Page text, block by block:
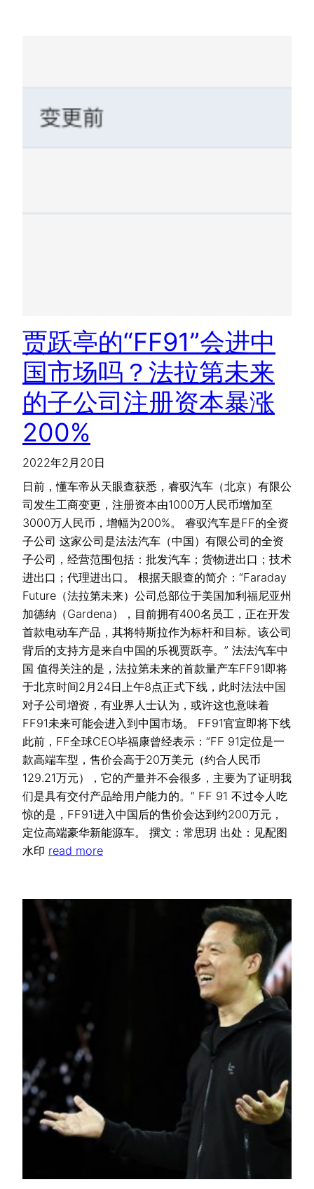
贾跃亭的“FF91”会进中
国市场吗？法拉第未来
的子公司注册资本暴涨
200%
2022年2月20日
日前，懂车帝从天眼查获悉，睿驭汽车（北京）有限公
司发生工商变更，注册资本由1000万人民币增加至
3000万人民币，增幅为200%。 睿驭汽车是FF的全资
子公司 这家公司是法法汽车（中国）有限公司的全资
子公司，经营范围包括：批发汽车；货物进出口；技术
进出口；代理进出口。 根据天眼查的简介：“Faraday
Future（法拉第未来）公司总部位于美国加利福尼亚州
加德纳（Gardena），目前拥有400名员工，正在开发
首款电动车产品，其将特斯拉作为标杆和目标。该公司
背后的支持方是来自中国的乐视贾跃亭。” 法法汽车中
国 值得关注的是，法拉第未来的首款量产车FF91即将
于北京时间2月24日上午8点正式下线，此时法法中国
对子公司增资，有业界人士认为，或许这也意味着
FF91未来可能会进入到中国市场。 FF91官宣即将下线
此前，FF全球CEO毕福康曾经表示：“FF 91定位是一
款高端车型，售价会高于20万美元（约合人民币
129.21万元），它的产量并不会很多，主要为了证明我
们是具有交付产品给用户能力的。” FF 91 不过令人吃
惊的是，FF91进入中国后的售价会达到约200万元，
定位高端豪华新能源车。 撰文：常思玥 出处：见配图
水印 read more